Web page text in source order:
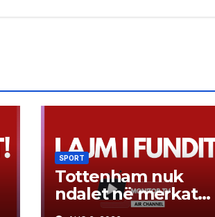
SPORT
Tottenham nuk
ndalet në merkato,
objektivi i radhës: